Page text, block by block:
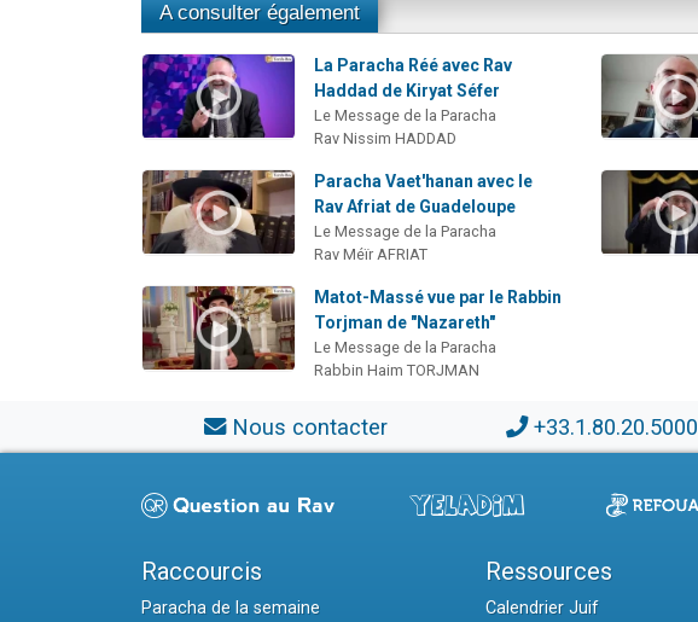
A consulter également
La Paracha Réé avec Rav
Haddad de Kiryat Séfer
Le Message de la Paracha
Rav Nissim HADDAD
Paracha Vaet'hanan avec le
Rav Afriat de Guadeloupe
Le Message de la Paracha
Rav Méïr AFRIAT
Matot-Massé vue par le Rabbin
Torjman de "Nazareth"
Le Message de la Paracha
Rabbin Haim TORJMAN
Nous contacter +33.1.80.20.5000
Raccourcis
Paracha de la semaine
Ressources
Calendrier Juif